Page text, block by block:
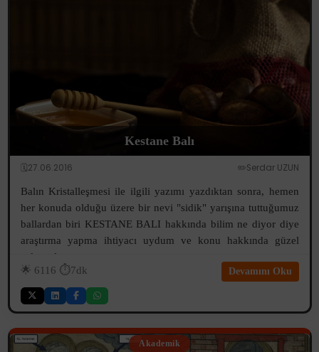
Kestane Balı
🗓️27.06.2016 ✏️Serdar UZUN
Balın Kristalleşmesi ile ilgili yazımı yazdıktan sonra, hemen
her konuda olduğu üzere bir nevi "sidik" yarışına tuttuğumuz
ballardan biri KESTANE BALI hakkında bilim ne diyor diye
araştırma yapma ihtiyacı uydum ve konu hakkında güzel
çalışmalara rast...
🌟 6116 ⏱️7dk Devamını Oku
Akademik